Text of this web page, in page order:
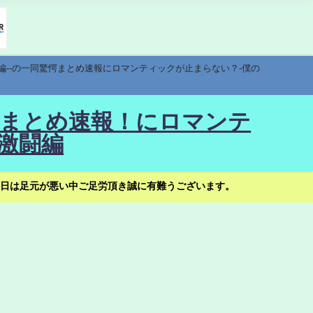
の一同驚愕まとめ速報にロマンティックが止まらない？-僕の
とめ速報！にロマンテ
闘編
足元が悪い中ご足労頂き誠に有難うございます。